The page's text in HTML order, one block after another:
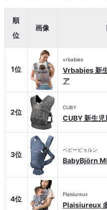
順
位
画像
1位
vrbabies
Vrbabies 新
ア
2位
CUBY
CUBY 新生
3位
ベビービョルン
BabyBjörn
4位
Plaisiureux
Plaisiureux